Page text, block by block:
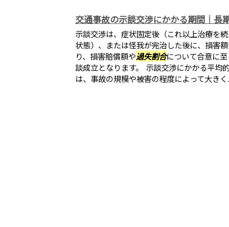
交通事故の示談交渉にかかる期間｜長
示談交渉は、症状固定後（これ以上治療を
状態）、または怪我が完治した後に、損害
り、損害賠償額や過失割合について合意に
談成立となります。 示談交渉にかかる平均
は、事故の規模や被害の程度によって大きく